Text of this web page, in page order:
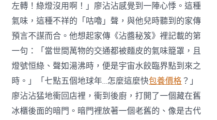
左轉！綠燈沒用啊！」廖沾沾感覺到一陣心悸。這種
氣味，這種不祥的「咕嚕」聲，與他兒時聽到的家傳
預言不謀而合。他想起家傳《沾醬秘笈》裡記載的第
一句：「當世間萬物的交通都被麵皮的氣味籠罩，且
燈號恒綠、聲如湯沸時，便是宇宙水餃臨界點到來之
時。」「七點五個地球年…怎麼這麼快包養價格？」
廖沾沾猛地衝回店裡，衝到後廚，打開了一個藏在舊
冰櫃後面的暗門。暗門裡放著一個老舊的、像是古代